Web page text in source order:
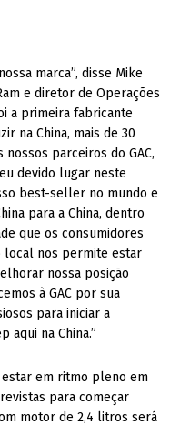
marca”, disse Mike
e diretor de Operações
a primeira fabricante
na China, mais de 30
parceiros do GAC,
devido lugar neste
best-seller no mundo e
para a China, dentro
que os consumidores
local nos permite estar
nossa posição
à GAC por sua
para iniciar a
aqui na China.”
em ritmo pleno em
para começar
motor de 2,4 litros será